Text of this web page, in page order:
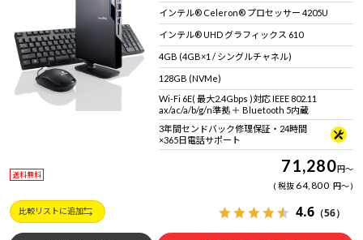
インテル® Celeron® プロセッサー 4205U
インテル® UHD グラフィックス 610
4GB (4GB×1 / シングルチャネル)
128GB (NVMe)
Wi-Fi 6E( 最大2.4Gbps )対応 IEEE 802.11
ax/ac/a/b/g/n準拠 ＋ Bluetooth 5内蔵
3年間センドバック修理保証・24時間
×365日電話サポート
送料無料 71,280円～
税抜 64,800 円～
比較リストに追加 4.6 （56）